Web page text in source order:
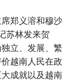
郑义溶和穆沙
苏林发来贺
立、发展、繁
越南人民在政
成就以及越南